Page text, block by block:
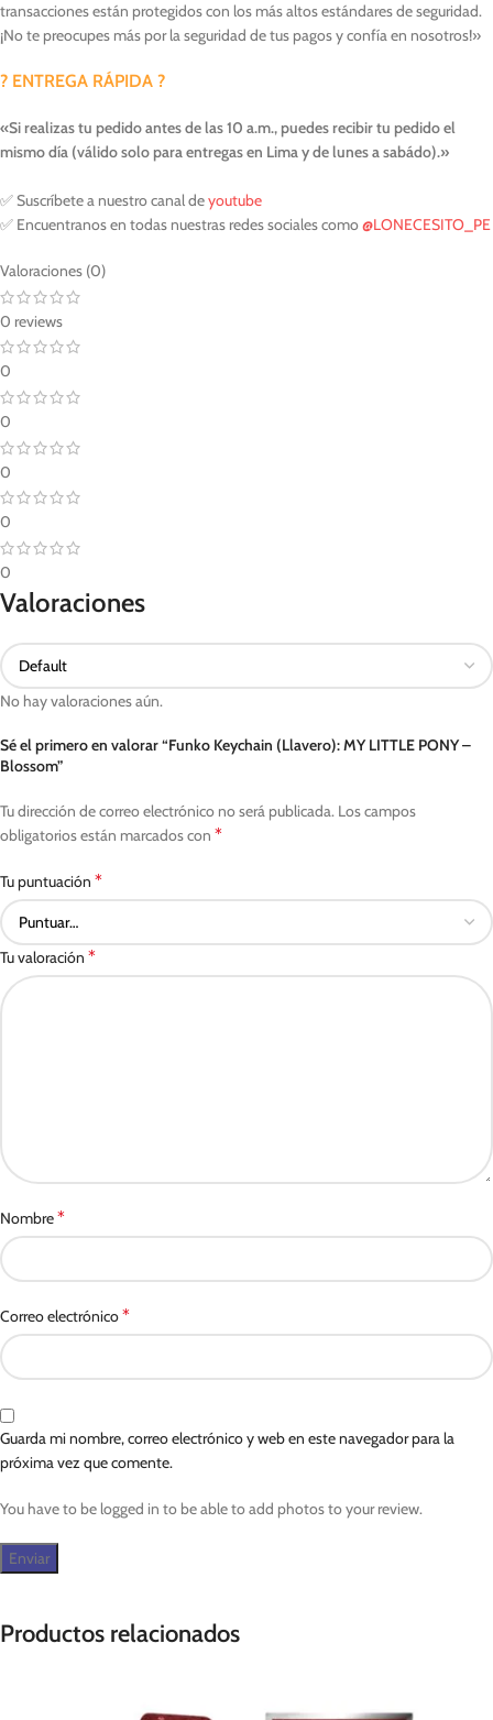
transacciones están protegidos con los más altos estándares de seguridad.
¡No te preocupes más por la seguridad de tus pagos y confía en nosotros!»
?️ ENTREGA RÁPIDA ?
«Si realizas tu pedido antes de las 10 a.m., puedes recibir tu pedido el
mismo día (válido solo para entregas en Lima y de lunes a sabádo).»
✅ Suscríbete a nuestro canal deyoutube
✅ Encuentranos en todas nuestras redes sociales como@LONECESITO_PE
Valoraciones (0)
0 reviews
0
0
0
0
0
Valoraciones
No hay valoraciones aún.
Sé el primero en valorar “Funko Keychain (Llavero): MY LITTLE PONY –
Blossom”
Tu dirección de correo electrónico no será publicada. Los campos
obligatorios están marcados con *
Tu puntuación *
Tu valoración *
Nombre*
Correo electrónico*
Guarda mi nombre, correo electrónico y web en este navegador para la
próxima vez que comente.
You have to be logged in to be able to add photos to your review.
Productos relacionados